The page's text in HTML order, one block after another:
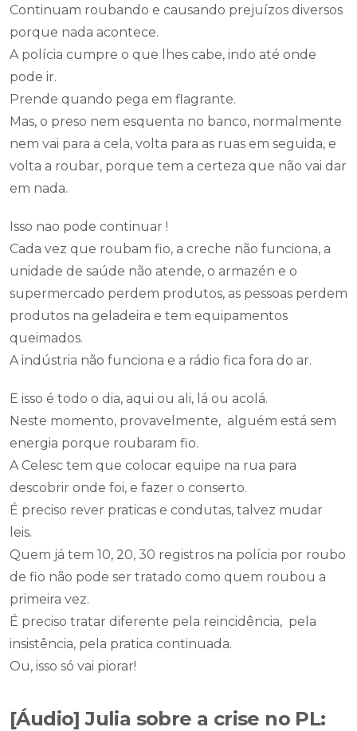
Continuam roubando e causando prejuízos diversos
porque nada acontece.
A polícia cumpre o que lhes cabe, indo até onde
pode ir.
Prende quando pega em flagrante.
Mas, o preso nem esquenta no banco, normalmente
nem vai para a cela, volta para as ruas em seguida, e
volta a roubar, porque tem a certeza que não vai dar
em nada.
Isso nao pode continuar !
Cada vez que roubam fio, a creche não funciona, a
unidade de saúde não atende, o armazén e o
supermercado perdem produtos, as pessoas perdem
produtos na geladeira e tem equipamentos
queimados.
A indústria não funciona e a rádio fica fora do ar.
E isso é todo o dia, aqui ou ali, lá ou acolá.
Neste momento, provavelmente, alguém está sem
energia porque roubaram fio.
A Celesc tem que colocar equipe na rua para
descobrir onde foi, e fazer o conserto.
É preciso rever praticas e condutas, talvez mudar
leis.
Quem já tem 10, 20, 30 registros na polícia por roubo
de fio não pode ser tratado como quem roubou a
primeira vez.
É preciso tratar diferente pela reincidência, pela
insistência, pela pratica continuada.
Ou, isso só vai piorar!
[Áudio] Julia sobre a crise no PL: